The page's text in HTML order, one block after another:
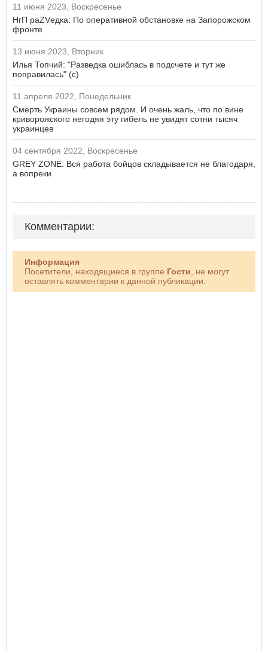
11 июня 2023, Воскресенье
НгП раZVедка: По оперативной обстановке на Запорожском
фронте
13 июня 2023, Вторник
Илья Топчий: "Разведка ошиблась в подсчете и тут же
поправилась" (с)
11 апреля 2022, Понедельник
Смерть Украины совсем рядом. И очень жаль, что по вине
криворожского негодяя эту гибель не увидят сотни тысяч
украинцев
04 сентября 2022, Воскресенье
GREY ZONE: Вся работа бойцов складывается не благодаря,
а вопреки
Комментарии:
Информация
Посетители, находящиеся в группе Гости, не могут
оставлять комментарии к данной публикации.